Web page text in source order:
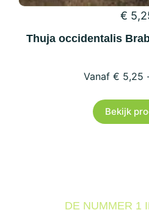
€
Thuja occidentalis
€ 5,25
Bekijk
DE NUMMER 1